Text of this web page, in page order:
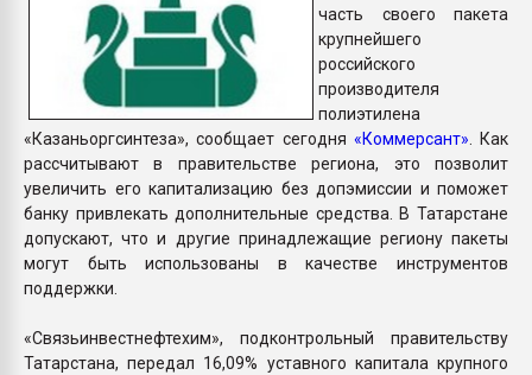
часть своего пакета
крупнейшего
российского
производителя
полиэтилена
«Казаньоргсинтеза», сообщает сегодня «Коммерсант» . Как
рассчитывают в правительстве региона, это позволит
увеличить его капитализацию без допэмиссии и поможет
банку привлекать дополнительные средства. В Татарстане
допускают, что и другие принадлежащие региону пакеты
могут быть использованы в качестве инструментов
поддержки.
«Связьинвестнефтехим», подконтрольный правительству
Татарстана, передал 16,09% уставного капитала крупного